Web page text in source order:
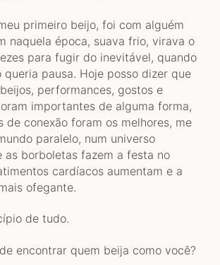
primeiro beijo, foi com alguém
naquela época, suava frio, virava o
para fugir do inevitável, quando
queria pausa. Hoje posso dizer que
performances, gostos e
importantes de alguma forma,
de conexão foram os melhores, me
paralelo, num universo
as borboletas fazem a festa no
cardíacos aumentam e a
ofegante.
de tudo.
encontrar quem beija como você?